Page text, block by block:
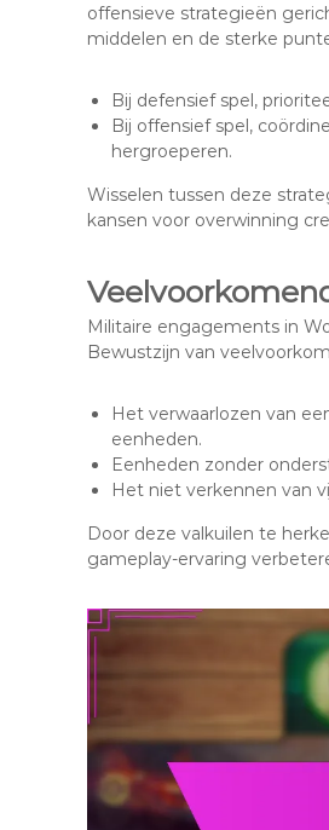
offensieve strategieën
middelen en de sterke
Bij defensief spel,
Bij offensief spel,
hergroeperen.
Wisselen tussen deze
kansen voor overwinning
Militaire engagements in
Bewustzijn van
Het verwaarlozen van
eenheden.
Eenheden zonder
Het niet verkennen van
Door deze valkuilen te
gameplay-ervaring